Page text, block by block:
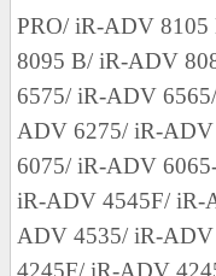
OR INABILITY
CANON,
THEIR
LICENSORS
OF SUCH
JURISDICTIONS
OR
OR
PRO/ iR-ADV
8095 B/ iR-ADV
6575/ iR-ADV
ADV 6275/ iR-
6075/ iR-ADV
iR-ADV 4545F/ iR-
ADV 4535/ iR-
4245F/ iR-ADV